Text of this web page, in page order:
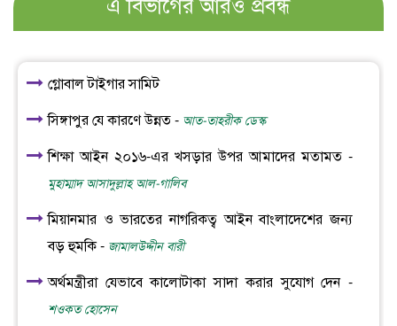
এ বিভাগের আরও প্রবন্ধ
গ্লোবাল টাইগার সামিট
সিঙ্গাপুর যে কারণে উন্নত - আত-তাহরীক ডেস্ক
শিক্ষা আইন ২০১৬-এর খসড়ার উপর আমাদের মতামত -
মুহাম্মাদ আসাদুল্লাহ আল-গালিব
মিয়ানমার ও ভারতের নাগরিকত্ব আইন বাংলাদেশের জন্য
বড় হুমকি - জামালউদ্দীন বারী
অর্থমন্ত্রীরা যেভাবে কালোটাকা সাদা করার সুযোগ দেন -
শওকত হোসেন